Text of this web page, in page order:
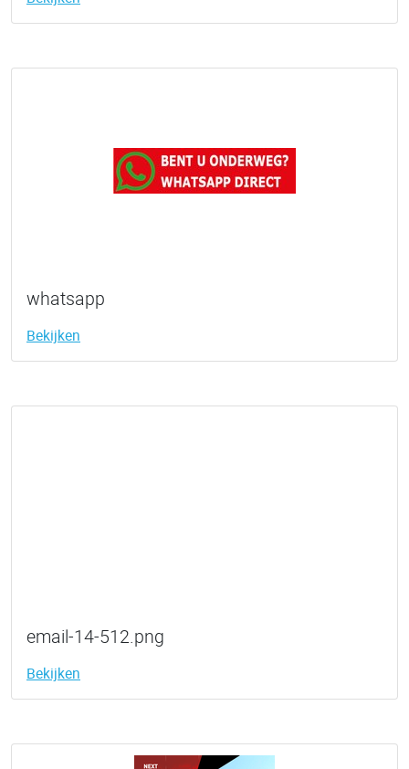
whatsapp
Bekijken
email-14-512.png
Bekijken